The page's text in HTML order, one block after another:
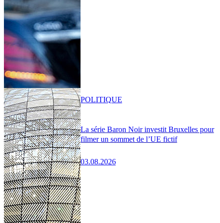
La série Baron Noir investit Bruxelles pour
filmer un sommet de l’UE fictif
03.08.2026
POLITIQUE